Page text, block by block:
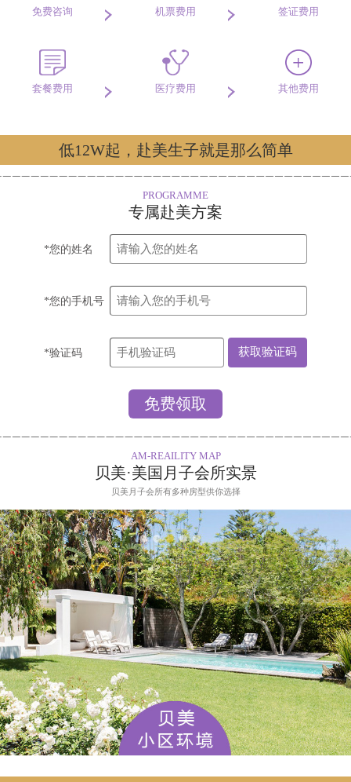
免费咨询 机票费用 签证费用
套餐费用 医疗费用 其他费用
低12W起，赴美生子就是那么简单
PROGRAMME
专属赴美方案
*您的姓名
*您的手机号
*验证码
AM-REAILITY MAP
贝美·美国月子会所实景
贝美月子会所有多种房型供你选择